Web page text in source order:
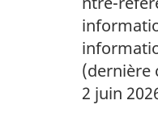
(dernière
2 juin